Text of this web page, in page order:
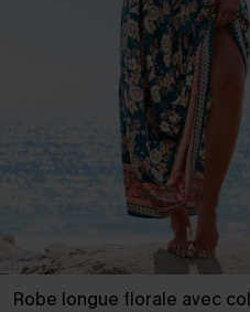
Robe longue florale avec col